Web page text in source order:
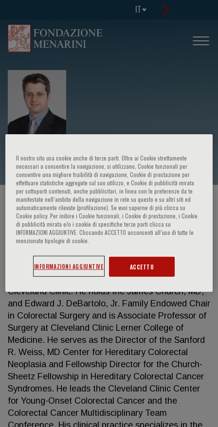
IT
David Liska
HOME PAGE / CORSI ED EVENTI / RELATORE
David Liska
David Liska, MD is a colorectal surgeon at the
Cleveland Clinic. He holds the James Church, MD,
and Edward J. DeBartolo, Jr. Family Endowed Chair
in Colorectal Surgery and is Associate Professor of
Surgery at Cleveland Clinic Lerner College of
Medicine. He serves as the Director of the Sanford
R. Weiss, MD Center for Hereditary Colorectal
Neoplasia and Fellowship Director for the Church-
Sheetz Fellowship in Hereditary Colorectal Cancer
Syndromes. He leads the Cleveland Clinic Center
for Young-Onset Colorectal Cancer and the
Colorectal Cancer Multidisciplinary Team
Conference. His clinical practice specializes in the
Il nostro sito usa cookie anche di terze parti. Oltre ai Cookie strettamente
necessari a consentire la navigazione, si utilizzano, Cookie funzionali per
consentire una migliore fruibilità di navigazione, Cookie di prestazione per
effettuare statistiche aggregate sul suo utilizzo, e Cookie di pubblicità mirata
per sottoporti contenuti, anche pubblicitari, in linea con le preferenze da te
manifestate nell‘ambito della navigazione in rete su questo e su altri siti ed
automaticamente rilevate (profilazione). Se vuoi saperne di più clicca su
Cookie policy. Per inibire i Cookie funzionali, i Cookie di prestazione, i Cookie
di pubblicità mirata e/o i cookie di specifiche terze parti clicca su
INFORMAZIONI AGGIUNTIVE. Cliccando ACCETTO acconsenti all’uso di tutte le
menzionate tipologie di cookie.
INFORMAZIONI AGGIUNTIVE ACCETTO